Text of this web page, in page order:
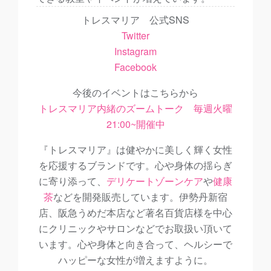
トレスマリア 公式SNS
Twitter
Instagram
Facebook
今後のイベントはこちらから
トレスマリア内緒のズームトーク 毎週火曜
21:00~開催中
『トレスマリア』は健やかに美しく輝く女性
を応援するブランドです。心や身体の揺らぎ
に寄り添って、 デリケートゾーンケアや健康
茶などを開発販売しています。伊勢丹新宿
店、阪急うめだ本店など著名百貨店様を中心
にクリニックやサロンなどでお取扱い頂いて
います。心や身体と向き合って、ヘルシーで
ハッピーな女性が増えますように。